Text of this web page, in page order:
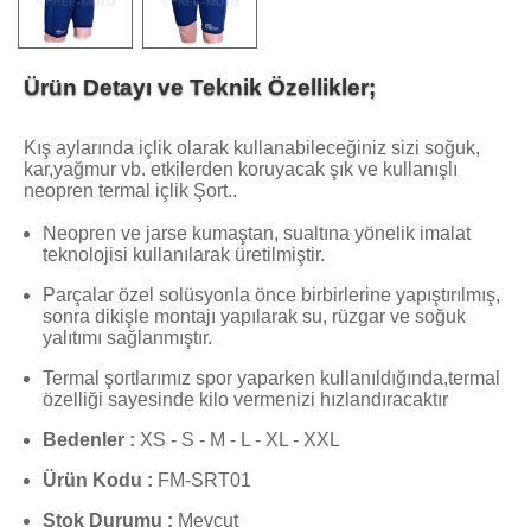
Ürün Detayı ve Teknik Özellikler;
Kış aylarında içlik olarak kullanabileceğiniz sizi soğuk,
kar,yağmur vb. etkilerden koruyacak şık ve kullanışlı
neopren termal içlik Şort..
Neopren ve jarse kumaştan, sualtına yönelik imalat
teknolojisi kullanılarak üretilmiştir.
Parçalar özel solüsyonla önce birbirlerine yapıştırılmış,
sonra dikişle montajı yapılarak su, rüzgar ve soğuk
yalıtımı sağlanmıştır.
Termal şortlarımız spor yaparken kullanıldığında,termal
özelliği sayesinde kilo vermenizi hızlandıracaktır
Bedenler : XS - S - M - L - XL - XXL
Ürün Kodu : FM-SRT01
Stok Durumu : Mevcut